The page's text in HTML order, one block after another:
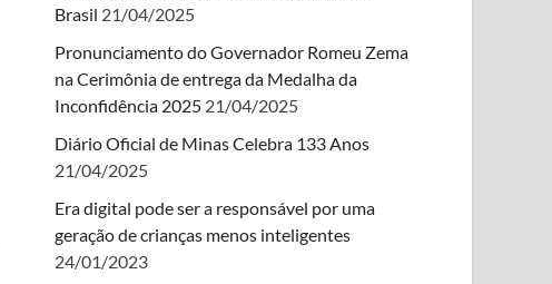
Brasil 21/04/2025
Pronunciamento do Governador Romeu Zema
na Cerimônia de entrega da Medalha da
Inconfidência 2025 21/04/2025
Diário Oficial de Minas Celebra 133 Anos
21/04/2025
Era digital pode ser a responsável por uma
geração de crianças menos inteligentes
24/01/2023